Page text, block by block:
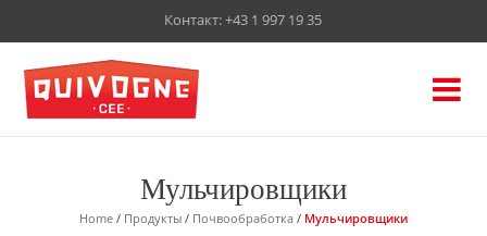
Контакт:+43 1 997 19 35
Мульчировщики
Home/ Продукты/ Почвообработка/ Мульчировщики